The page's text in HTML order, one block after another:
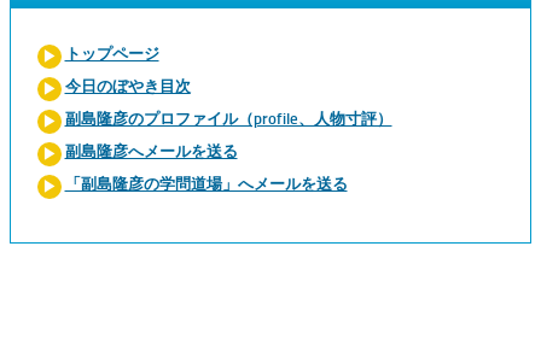
トップページ
今日のぼやき目次
副島隆彦のプロファイル（profile、人物寸評）
副島隆彦へメールを送る
「副島隆彦の学問道場」へメールを送る